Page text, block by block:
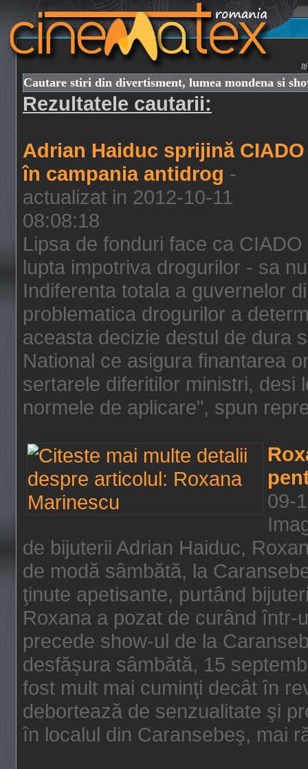
Cautare stiri din divertisment, lumea mondena si
Rezultatele cautarii:
Adrian Haiduc sprijină CIADO
în campania antidrog -
actualizat in 2012-10-11
08:08:18
Lipsa de fonduri face ca
lupta impotriva drogurilor - sa
Indiferenta totala a guvernelor
problematica drogurilor a
aceasta decizie destul de dura
National ce asigura finantarea
sertarele diferitilor ministri, desi
normele de aplicare", spun
09-
de bijuterii Adrian Haiduc,
de modă sâmbătă, la
ţinute apetisante, purtând
Roxana a pozat de curând
precede show-ul de la
desfăşura sâmbătă, 15
fost mult mai cuminţi decât în
debortează de senzualitate şi
în localul din Caransebeş, mai